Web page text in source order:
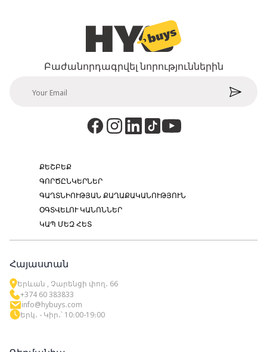
Բաժանորդագրվել նորություններին
ՔԵՇԲԵՔ
ԳՈՐԾԸՆԿԵՐՆԵՐ
ԳԱՂՏՆԻՈՒԹՅԱՆ ՔԱՂԱՔԱԿԱՆՈՒԹՅՈՒՆ
ՕԳՏՎԵԼՈՒ ԿԱՆՈՆՆԵՐ
ԿԱՊ ՄԵԶ ՀԵՏ
Հայաստան
Երևան , Չարենցի փող․ 66
+374 60 383833
info@hybuys.com
Երկ․ - Կիր․՝ 10։00-19։00